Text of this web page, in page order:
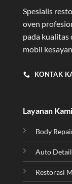
Spesialis
oven
pada kualitas
mobil
KONTAK
Layanan Kami
Body
Auto
Restorasi